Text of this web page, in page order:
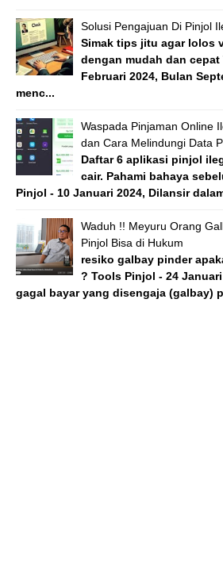
Solusi Pengajuan Di Pinjol
Simak tips jitu agar lolos
dengan mudah dan
Februari 2024, Bulan
menc...
Waspada Pinjaman Online
dan Cara Melindungi Data
Daftar 6 aplikasi pinjol
cair. Pahami bahaya
Pinjol - 10 Januari 2024, Dilansir
Waduh !! Meyuru Orang
Pinjol Bisa di Hukum
resiko galbay pinder
? Tools Pinjol - 24
gagal bayar yang disengaja (galbay)